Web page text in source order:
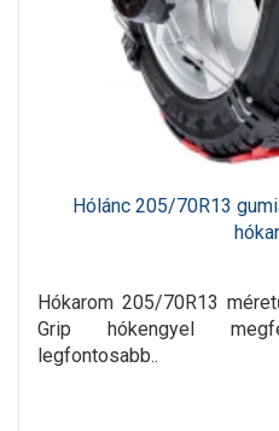
Hólánc 205/70R13
Hókarom 205/70R13
Grip hókengyel
legfontosabb..